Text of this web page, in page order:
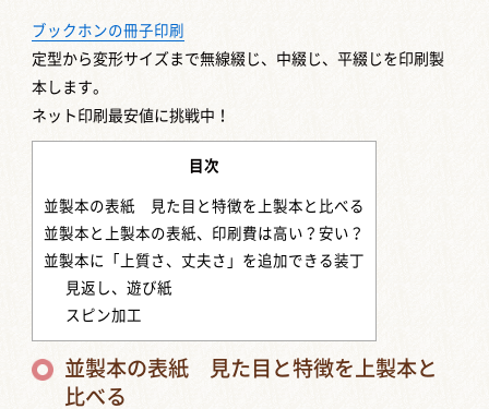
ブックホンの冊子印刷
定型から変形サイズまで無線綴じ、中綴じ、平綴じを印刷製
本します。
ネット印刷最安値に挑戦中！
目次
並製本の表紙 見た目と特徴を上製本と比べる
並製本と上製本の表紙、印刷費は高い？安い？
並製本に「上質さ、丈夫さ」を追加できる装丁
見返し、遊び紙
スピン加工
並製本の表紙 見た目と特徴を上製本と
比べる